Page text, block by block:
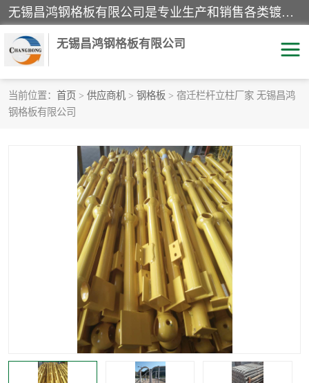
无锡昌鸿钢格板有限公司是专业生产和销售各类镀锌钢格板、镀锌钢格栅、不锈钢钢格及其相关产品的现代化企业。公司产品广泛运用于石油、化工、港口、电力、运输、造纸、医药、钢铁、食品、市政、房地产、制造业等各个领域。
无锡昌鸿钢格板有限公司
当前位置： 首页 > 供应商机 > 钢格板 > 宿迁栏杆立柱厂家 无锡昌鸿
钢格板有限公司
镀锌钢格板
水沟盖板
钢格栅
钢格板
热镀锌钢格板 复合钢格板
钢格栅踏步板 插接钢格板